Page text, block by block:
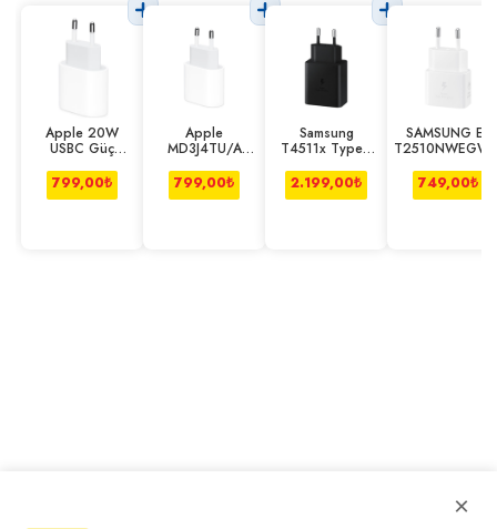
Apple 20W
USBC Güç
MUVV3TU/A
(Apple Türkiye
799,00₺
Apple
MD3J4TU/A
Adaptörü
799,00₺
Samsung
T4511x TypeC
Siyah
2.199,00₺
SAMSUNG EP
Beyaz Hızlı Şarj
Adaptörü
749,00₺
×